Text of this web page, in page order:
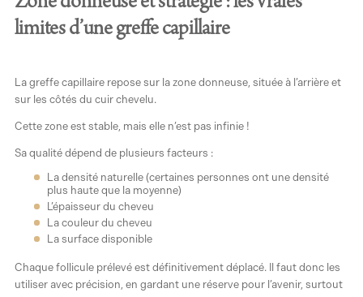
limites d’une greffe capillaire
La greffe capillaire repose sur la zone donneuse, située à l’arrière et
sur les côtés du cuir chevelu.
Cette zone est stable, mais elle n’est pas infinie !
Sa qualité dépend de plusieurs facteurs :
La densité naturelle (certaines personnes ont une densité
plus haute que la moyenne)
L’épaisseur du cheveu
La couleur du cheveu
La surface disponible
Chaque follicule prélevé est définitivement déplacé. Il faut donc les
utiliser avec précision, en gardant une réserve pour l’avenir, surtout